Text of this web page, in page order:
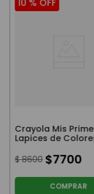
Crayola Mis
Lapices de
Unidades
$ 8600 $7700
COMPRAR